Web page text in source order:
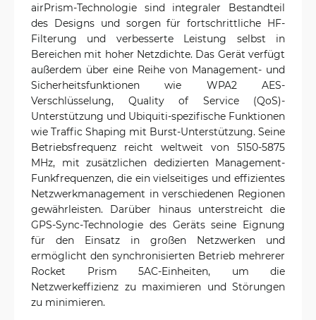
airPrism-Technologie sind integraler Bestandteil
des Designs und sorgen für fortschrittliche HF-
Filterung und verbesserte Leistung selbst in
Bereichen mit hoher Netzdichte. Das Gerät verfügt
außerdem über eine Reihe von Management- und
Sicherheitsfunktionen wie WPA2 AES-
Verschlüsselung, Quality of Service (QoS)-
Unterstützung und Ubiquiti-spezifische Funktionen
wie Traffic Shaping mit Burst-Unterstützung. Seine
Betriebsfrequenz reicht weltweit von 5150-5875
MHz, mit zusätzlichen dedizierten Management-
Funkfrequenzen, die ein vielseitiges und effizientes
Netzwerkmanagement in verschiedenen Regionen
gewährleisten. Darüber hinaus unterstreicht die
GPS-Sync-Technologie des Geräts seine Eignung
für den Einsatz in großen Netzwerken und
ermöglicht den synchronisierten Betrieb mehrerer
Rocket Prism 5AC-Einheiten, um die
Netzwerkeffizienz zu maximieren und Störungen
zu minimieren.